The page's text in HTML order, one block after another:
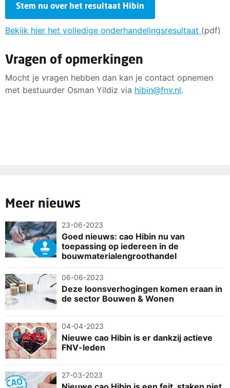
Stem nu over het resultaat Hibin
Bekijk hier het volledige onderhandelingsresultaat (pdf)
Vragen of opmerkingen
Mocht je vragen hebben dan kan je contact opnemen
met bestuurder Osman Yildiz via hibin@fnv.nl.
Meer nieuws
23-06-2023
Goed nieuws: cao Hibin nu van
toepassing op iedereen in de
bouwmaterialengroothandel
06-06-2023
Deze loonsverhogingen komen eraan in
de sector Bouwen & Wonen
04-04-2023
Nieuwe cao Hibin is er dankzij actieve
FNV-leden
27-03-2023